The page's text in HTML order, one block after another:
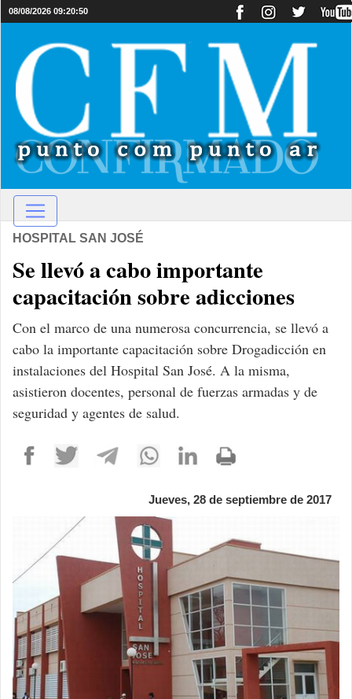
08/08/2026 09:20:50
HOSPITAL SAN JOSÉ
Se llevó a cabo importante
capacitación sobre adicciones
Con el marco de una numerosa concurrencia, se llevó a
cabo la importante capacitación sobre Drogadicción en
instalaciones del Hospital San José. A la misma,
asistieron docentes, personal de fuerzas armadas y de
seguridad y agentes de salud.
Jueves, 28 de septiembre de 2017